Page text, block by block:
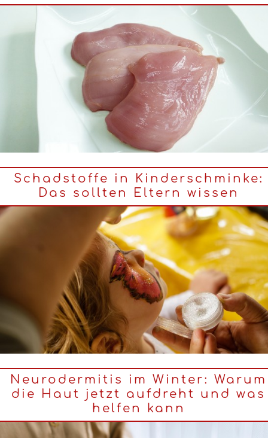
Schadstoffe in Kinderschminke:
Das sollten Eltern wissen
Neurodermitis im Winter: Warum
die Haut jetzt aufdreht und was
helfen kann